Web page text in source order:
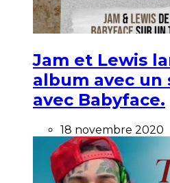
Jam et Lewis
album avec un
avec Babyface.
18 novembre 2020